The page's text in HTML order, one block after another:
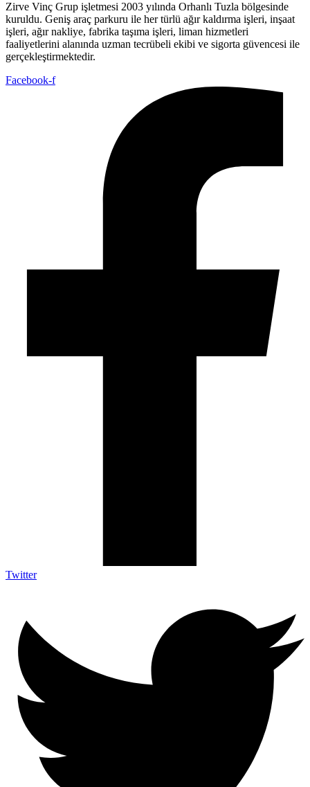
Zirve Vinç Grup işletmesi 2003 yılında Orhanlı Tuzla bölgesinde
kuruldu. Geniş araç parkuru ile her türlü ağır kaldırma işleri, inşaat
işleri, ağır nakliye, fabrika taşıma işleri, liman hizmetleri
faaliyetlerini alanında uzman tecrübeli ekibi ve sigorta güvencesi ile
gerçekleştirmektedir.
Facebook-f
Twitter